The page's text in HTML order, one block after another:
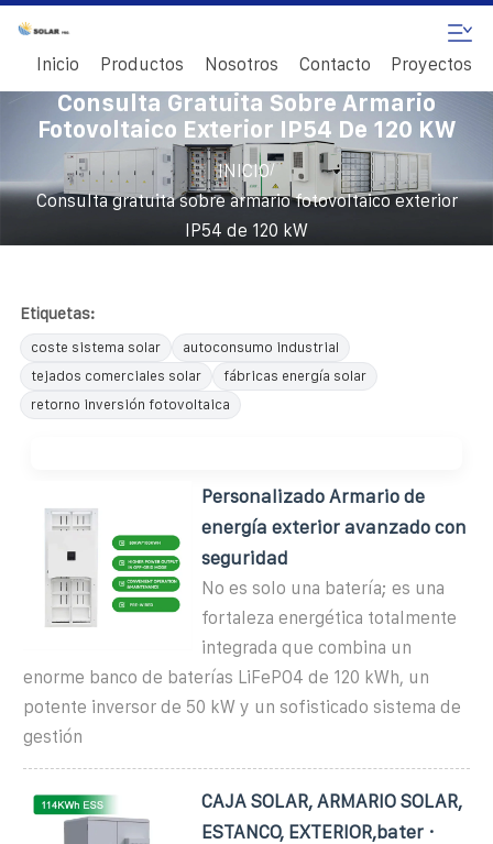
Inicio Productos Nosotros Contacto Proyectos
Consulta Gratuita Sobre Armario
Fotovoltaico Exterior IP54 De 120 KW
INICIO/
Consulta gratuita sobre armario fotovoltaico exterior
IP54 de 120 kW
Etiquetas:
coste sistema solar
autoconsumo industrial
tejados comerciales solar
fábricas energía solar
retorno inversión fotovoltaica
Personalizado Armario de
energía exterior avanzado con
seguridad
No es solo una batería; es una
fortaleza energética totalmente
integrada que combina un
enorme banco de baterías LiFePO4 de 120 kWh, un
potente inversor de 50 kW y un sofisticado sistema de
gestión
CAJA SOLAR, ARMARIO SOLAR,
ESTANCO, EXTERIOR,bater ·